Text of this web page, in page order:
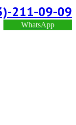
211-09-09
WhatsApp